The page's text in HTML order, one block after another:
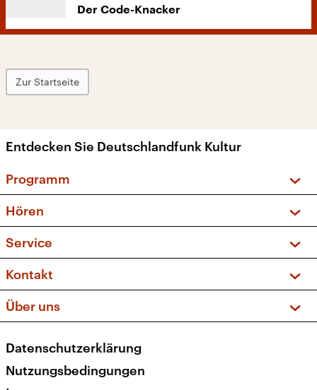
Der Code-Knacker
Zur Startseite
Entdecken Sie Deutschlandfunk Kultur
Programm
Sendungen und Podcasts
Musikliste
Kakadu – Das Kinderprogramm
Hören
Frequenzen (UKW + DAB+)
Service
FAQ
Apps
Newsletter
Veranstaltungen
Kontakt
Social Media
Über uns
Presse
Karriere
Datenschutzerklärung
Nutzungsbedingungen